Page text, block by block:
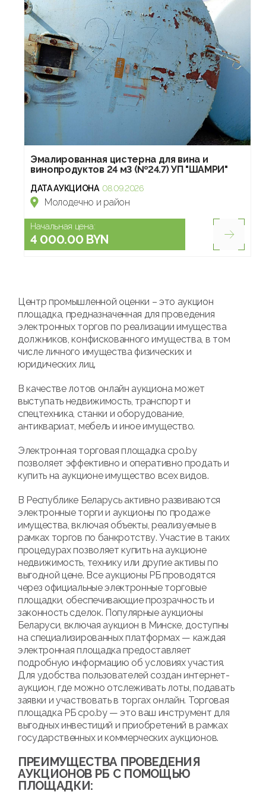
Эмалированная цистерна для вина и
винопродуктов 24 м3 (№24.7) УП "ШАМРИ"
ДАТА АУКЦИОНА 08.09.2026
Молодечно и район
Начальная цена:
4 000.00 BYN
Центр промышленной оценки – это аукцион
площадка, предназначенная для проведения
электронных торгов по реализации имущества
должников, конфискованного имущества, в том
числе личного имущества физических и
юридических лиц.
В качестве лотов онлайн аукциона может
выступать недвижимость, транспорт и
спецтехника, станки и оборудование,
антиквариат, мебель и иное имущество.
Электронная торговая площадка cpo.by
позволяет эффективно и оперативно продать и
купить на аукционе имущество всех видов.
В Республике Беларусь активно развиваются
электронные торги и аукционы по продаже
имущества, включая объекты, реализуемые в
рамках торгов по банкротству. Участие в таких
процедурах позволяет купить на аукционе
недвижимость, технику или другие активы по
выгодной цене. Все аукционы РБ проводятся
через официальные электронные торговые
площадки, обеспечивающие прозрачность и
законность сделок. Популярные аукционы
Беларуси, включая аукцион в Минске, доступны
на специализированных платформах — каждая
электронная площадка предоставляет
подробную информацию об условиях участия.
Для удобства пользователей создан интернет-
аукцион, где можно отслеживать лоты, подавать
заявки и участвовать в торгах онлайн. Торговая
площадка РБ cpo.by — это ваш инструмент для
выгодных инвестиций и приобретений в рамках
государственных и коммерческих аукционов.
ПРЕИМУЩЕСТВА ПРОВЕДЕНИЯ
АУКЦИОНОВ РБ С ПОМОЩЬЮ
ПЛОЩАДКИ: